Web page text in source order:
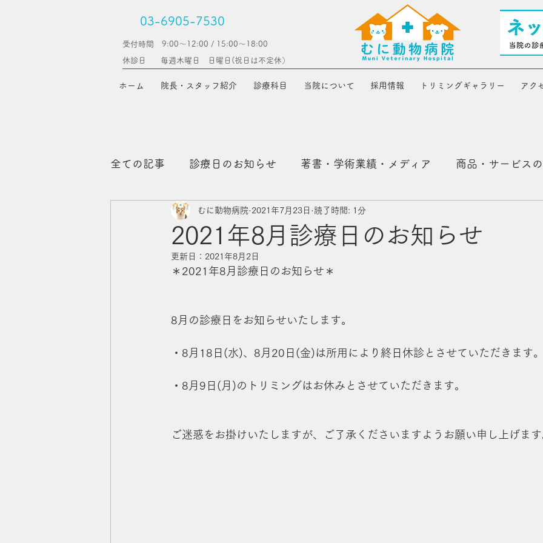
受付時間 9:00～12:00 / 15:00〜18:00
毎週木曜日 日曜日(​祝日は不定休）
休診日
03-6905-7530
ホーム 院長・スタッフ紹介 診療科目 当院について 採用情報 トリミングギャラリー アク
全ての記事 診療日のお知らせ 著書・学術業績・メディア 商品・サービス
コラム（予防医学）
2021年8月診療日のお知らせ
むに動物病院 2021年7月23日 読了時間: 1分
更新日： 2021年8月2日
＊2021年8月診療日のお知らせ＊
8月の診療日をお知らせいたします。
・8月18日(水)、8月20日(金)は所用により終日休診とさせていただきます
・8月9日(月)のトリミングはお休みとさせていただきます。
ご迷惑をお掛けいたしますが、ご了承くださいますようお願い申し上げま